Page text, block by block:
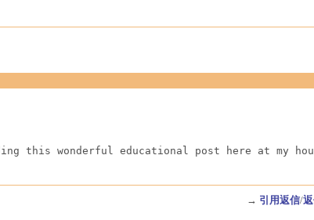
this wonderful educational post here at my
→ 引用返信/